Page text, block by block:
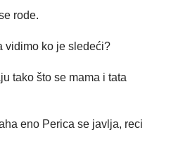
rode.
vidimo ko je sledeći?
tako što se mama i tata
eno Perica se javlja, reci